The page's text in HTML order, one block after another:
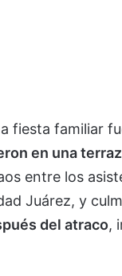
fiesta familiar
en una
entre los
Juárez, y
del atraco,